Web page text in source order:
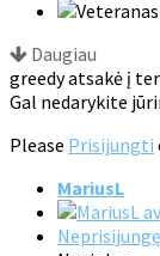
Daugiau
greedy atsakė į
Gal nedarykite
Please Prisijungti
MariusL